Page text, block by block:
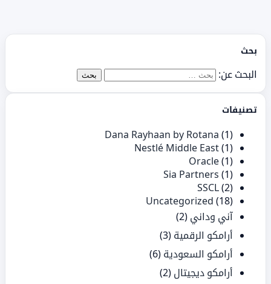
بحث
البحث عن:
تصنيفات
Dana Rayhaan by Rotana (1)
Nestlé Middle East(1)
Oracle(1)
Sia Partners (1)
SSCL(2)
Uncategorized (18)
آني وداني (2)
أرامكو الرقمية (3)
أرامكو السعودية (6)
أرامكو ديجيتال (2)